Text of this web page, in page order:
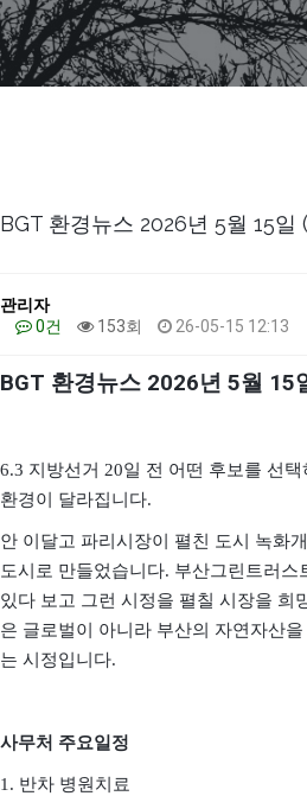
BGT 환경뉴스 2026년 5월 15일
관리자
0건
153회 26-05-15 12:13
BGT 환경뉴스 2026년 5월 15
6.3 지방선거 20일 전 어떤 후보를 선
환경이 달라집니다.
안 이달고 파리시장이 펼친 도시 녹화
도시로 만들었습니다. 부산그린트러스
있다 보고 그런 시정을 펼칠 시장을 희
은 글로벌이 아니라 부산의 자연자산
는 시정입니다.
사무처 주요일정
1. 반차 병원치료